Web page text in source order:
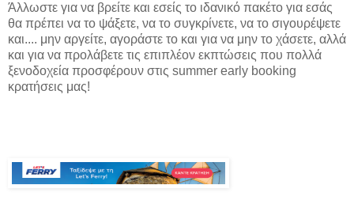
Άλλωστε για να βρείτε και εσείς το ιδανικό πακέτο για εσάς
θα πρέπει να το ψάξετε, να το συγκρίνετε, να το σιγουρέψετε
και.... μην αργείτε, αγοράστε το και για να μην το χάσετε, αλλά
και για να προλάβετε τις επιπλέον εκπτώσεις που πολλά
ξενοδοχεία προσφέρουν στις summer early booking
κρατήσεις μας!